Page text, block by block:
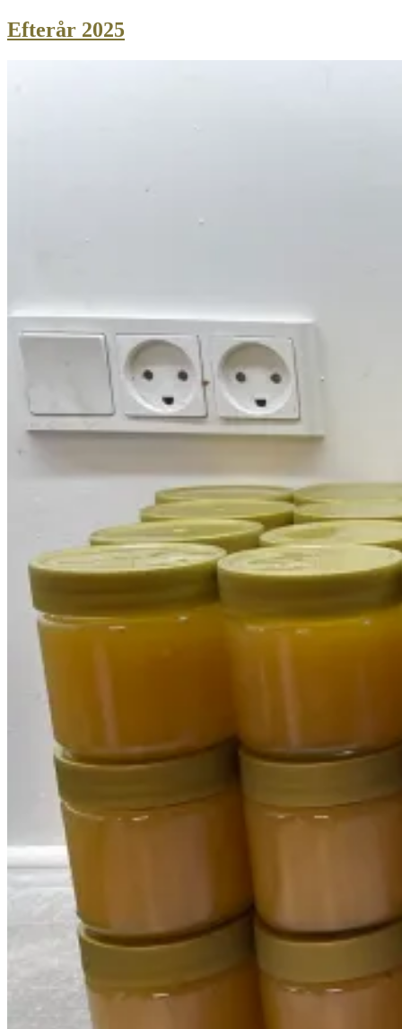
Efterår 2025